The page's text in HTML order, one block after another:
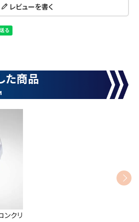
腰袋
庫のない商品を表示しない
レビューを書く
た商品
ンクリ